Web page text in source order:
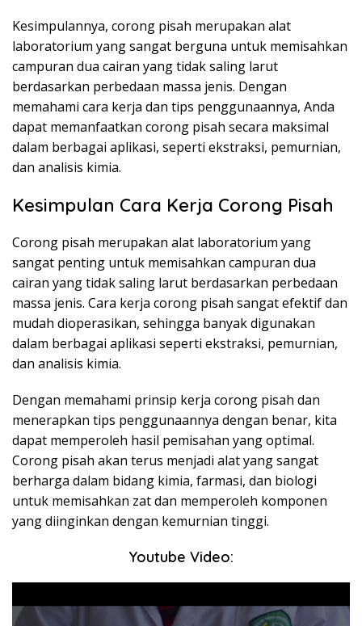
Kesimpulannya, corong pisah merupakan alat
laboratorium yang sangat berguna untuk memisahkan
campuran dua cairan yang tidak saling larut
berdasarkan perbedaan massa jenis. Dengan
memahami cara kerja dan tips penggunaannya, Anda
dapat memanfaatkan corong pisah secara maksimal
dalam berbagai aplikasi, seperti ekstraksi, pemurnian,
dan analisis kimia.
Kesimpulan Cara Kerja Corong Pisah
Corong pisah merupakan alat laboratorium yang
sangat penting untuk memisahkan campuran dua
cairan yang tidak saling larut berdasarkan perbedaan
massa jenis. Cara kerja corong pisah sangat efektif dan
mudah dioperasikan, sehingga banyak digunakan
dalam berbagai aplikasi seperti ekstraksi, pemurnian,
dan analisis kimia.
Dengan memahami prinsip kerja corong pisah dan
menerapkan tips penggunaannya dengan benar, kita
dapat memperoleh hasil pemisahan yang optimal.
Corong pisah akan terus menjadi alat yang sangat
berharga dalam bidang kimia, farmasi, dan biologi
untuk memisahkan zat dan memperoleh komponen
yang diinginkan dengan kemurnian tinggi.
Youtube Video: